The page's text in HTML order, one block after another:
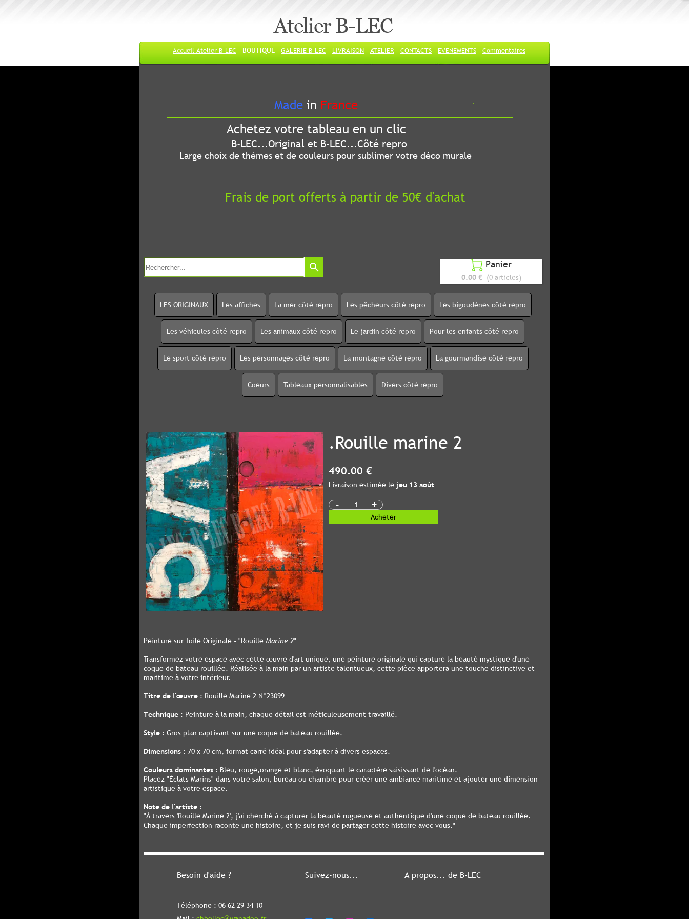
Atelier B-LEC
Accueil Atelier B-LEC BOUTIQUE GALERIE B-LEC LIVRAISON ATELIER CONTACTS EVENEMENTS Commentaires
Besoin d'aide ?
Téléphone : 06 62 29 34 10
Suivez-nous... A propos... de B-LEC
Made in France
Achetez votre tableau en un clic
B-LEC...Original et B-LEC...Côté repro
Large choix de thèmes et de couleurs pour sublimer votre déco murale
Frais de port offerts à partir de 50€ d'achat
search  Panier
0.00 € (0 articles)
LES ORIGINAUX Les affiches La mer côté repro Les pêcheurs côté repro Les bigoudènes côté repro
Les véhicules côté repro Les animaux côté repro Le jardin côté repro Pour les enfants côté repro
Le sport côté repro Les personnages côté repro La montagne côté repro La gourmandise côté repro
Coeurs Tableaux personnalisables Divers côté repro
.Rouille marine 2
490.00 €
Livraison estimée le jeu 13 août
- +
Acheter
Peinture sur Toile Originale - "Rouille Marine 2"
Transformez votre espace avec cette œuvre d'art unique, une peinture originale qui capture la beauté mystique d'une
coque de bateau rouillée. Réalisée à la main par un artiste talentueux, cette pièce apportera une touche distinctive et
maritime à votre intérieur.
Titre de l'œuvre : Rouille Marine 2 N°23099
Technique : Peinture à la main, chaque détail est méticuleusement travaillé.
Style : Gros plan captivant sur une coque de bateau rouillée.
Dimensions : 70 x 70 cm, format carré idéal pour s'adapter à divers espaces.
Couleurs dominantes : Bleu, rouge,orange et blanc, évoquant le caractère saisissant de l'océan.
Placez "Éclats Marins" dans votre salon, bureau ou chambre pour créer une ambiance maritime et ajouter une dimension
artistique à votre espace.
Note de l'artiste :
"À travers 'Rouille Marine 2', j'ai cherché à capturer la beauté rugueuse et authentique d'une coque de bateau rouillée.
Chaque imperfection raconte une histoire, et je suis ravi de partager cette histoire avec vous."